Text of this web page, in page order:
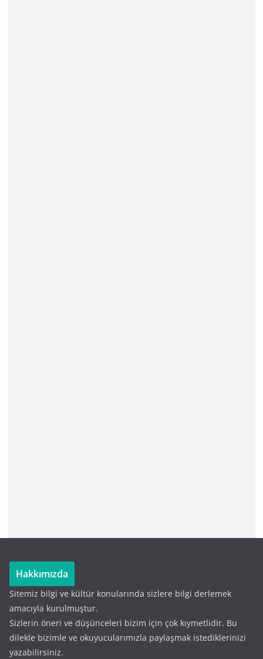
Hakkımızda
Sitemiz bilgi ve kültür konularında sizlere bilgi derlemek
amacıyla kurulmuştur.
Sizlerin öneri ve düşünceleri bizim için çok kıymetlidir. Bu
dilekle bizimle ve okuyucularımızla paylaşmak istediklerinizi
yazabilirsiniz.